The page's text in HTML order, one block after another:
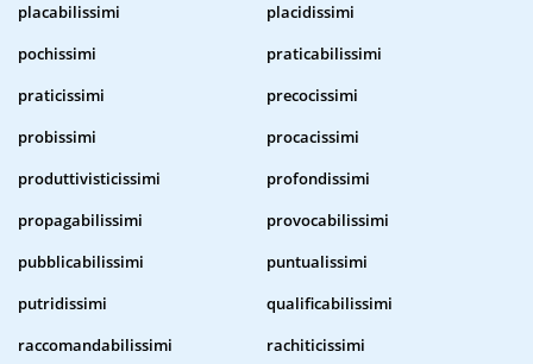
placabilissimi
placidissimi
pochissimi
praticabilissimi
praticissimi
precocissimi
probissimi
procacissimi
produttivisticissimi
profondissimi
propagabilissimi
provocabilissimi
pubblicabilissimi
puntualissimi
putridissimi
qualificabilissimi
raccomandabilissimi
rachiticissimi